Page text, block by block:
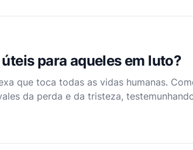
para aqueles em luto?
que toca todas as vidas humanas.
da perda e da tristeza,